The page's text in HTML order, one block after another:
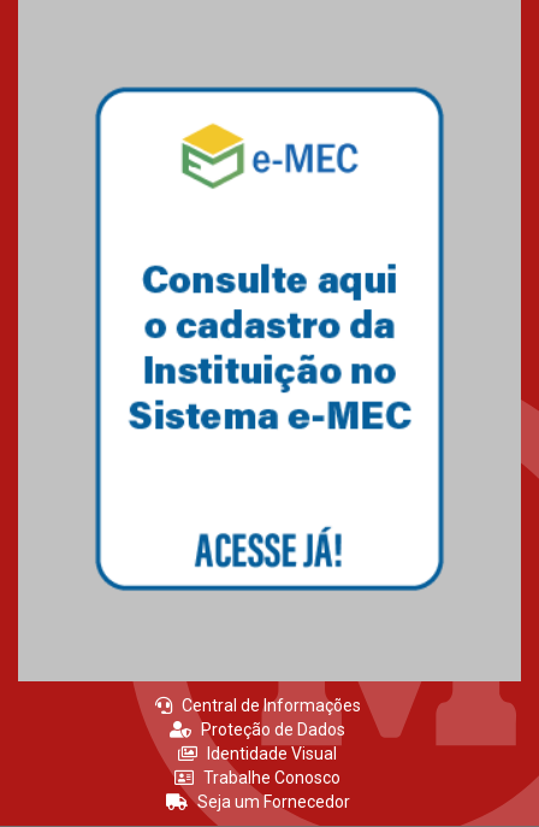
07.11.2024
Equipe de saltos ornamentais
do Mackenzie Brasília
Gravação do projeto “Mais de
31 mil vozes com a Palavra” é
realizado no Colégio
Mackenzie Brasília
25.10.2024
Brasília conquistam medalhas
em importantes competições
de Matemática
04.10.2024
Central de Informações
Proteção de Dados
Identidade Visual
Trabalhe Conosco
Seja um Fornecedor